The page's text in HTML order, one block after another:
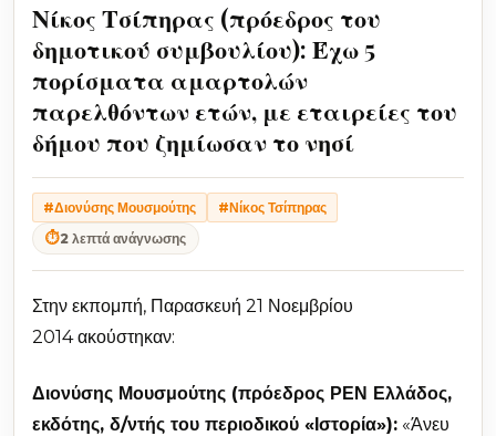
Νίκος Τσίπηρας (πρόεδρος του
δημοτικού συμβουλίου): Έχω 5
πορίσματα αμαρτολών
παρελθόντων ετών, με εταιρείες του
δήμου που ζημίωσαν το νησί
#Διονύσης Μουσμούτης #Νίκος Τσίπηρας
⏱2 λεπτά ανάγνωσης
Στην εκπομπή, Παρασκευή 21 Νοεμβρίου
2014 ακούστηκαν:
Διονύσης Μουσμούτης (πρόεδρος ΡΕΝ Ελλάδος,
εκδότης, δ/ντής του περιοδικού «Ιστορία»): «Άνευ